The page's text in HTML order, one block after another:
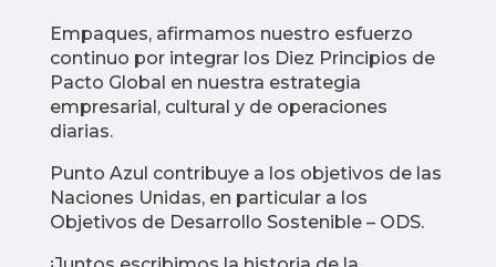
Empaques, afirmamos nuestro esfuerzo
continuo por integrar los Diez Principios de
Pacto Global en nuestra estrategia
empresarial, cultural y de operaciones
diarias.
Punto Azul contribuye a los objetivos de las
Naciones Unidas, en particular a los
Objetivos de Desarrollo Sostenible – ODS.